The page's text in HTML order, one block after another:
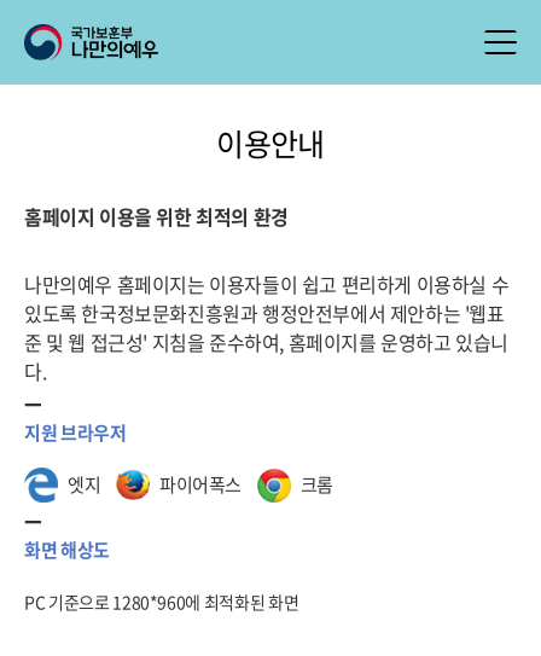
이용안내
홈페이지 이용을 위한 최적의 환경
나만의예우 홈페이지는 이용자들이 쉽고 편리하게 이용하실 수
있도록 한국정보문화진흥원과 행정안전부에서 제안하는 '웹표
준 및 웹 접근성' 지침을 준수하여, 홈페이지를 운영하고 있습니
다.
지원 브라우저
엣지
파이어폭스 크롬
화면 해상도
PC 기준으로 1280*960에 최적화된 화면